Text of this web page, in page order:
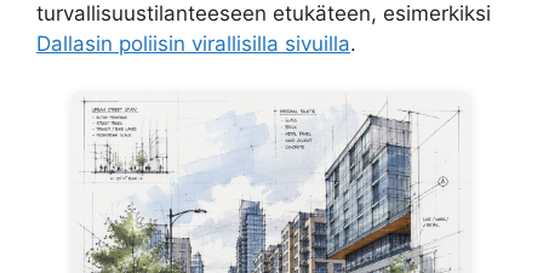
turvallisuustilanteeseen etukäteen, esimerkiksi
Dallasin poliisin virallisilla sivuilla.